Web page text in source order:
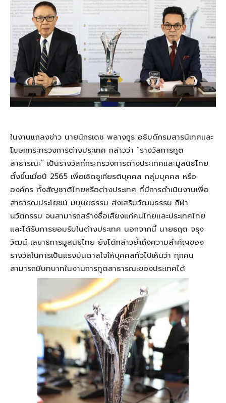
ในงานแถลงข่าว นายนิกรเดช พลางกูร อธิบดีกรมสารนิเทศและ
โฆษกกระทรวงการต่างประเทศ กล่าวว่า “รางวัลการทูต
สาธารณะ” เป็นรางวัลที่กระทรวงการต่างประเทศและมูลนิธิไทย
ตั้งขึ้นเมื่อปี 2565 เพื่อเชิดชูเกียรติบุคคล กลุ่มบุคคล หรือ
องค์กร ทั้งสัญชาติไทยหรือต่างประเทศ ที่มีการดำเนินงานเพื่อ
สาธารณประโยชน์ มนุษยธรรม ส่งเสริมวัฒนธรรม กีฬา
นวัตกรรม จนสามารถสร้างชื่อเสียงแก่คนไทยและประเทศไทย
และได้รับการยอมรับในต่างประเทศ นอกจากนี้ นายธฤต จรุง
วัฒน์ เลขาธิการมูลนิธิไทย ยังได้กล่าวย้ำถึงความสำคัญของ
รางวัลในการเป็นแรงบันดาลใจให้บุคคลทั่วไปเห็นว่า ทุกคน
สามารถมีบทบาทในงานการทูตสาธารณะของประเทศได้